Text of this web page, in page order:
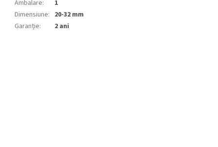
Ambalare:
1
Dimensiune: 20-32 mm
Garanție: 2 ani